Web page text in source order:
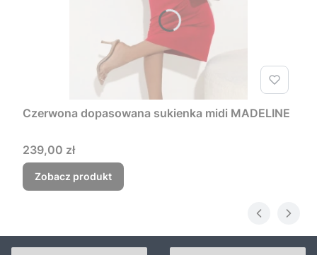
Czerwona dopasowana sukienka midi MADELINE
Cena
239,00 zł
Zobacz produkt